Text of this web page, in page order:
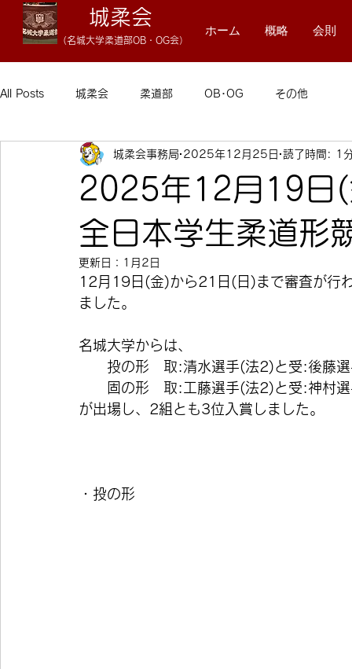
城柔会
（名城大学柔道部OB・OG会）
ホーム 概略 会則
All Posts 城柔会 柔道部 OB･OG その他
2025年12月19日
全日本学生柔道形
城柔会事務局 2025年12月25日 読了時間: 1
更新日： 1月2日
12月19日(金)から21日(日)まで審査が行
ました。
名城大学からは、
投の形　取:清水選手(法2)と受:後藤選
固の形　取:工藤選手(法2)と受:神村選
が出場し、2組とも3位入賞しました。
・投の形